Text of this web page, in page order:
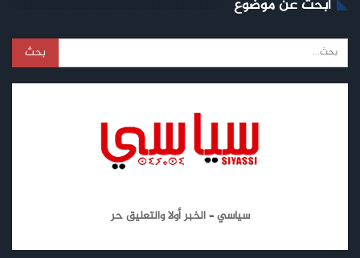
ابحث عن موضوع
سياسي – الخبر أولا والتعليق حر